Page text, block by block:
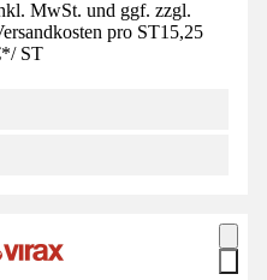
MwSt. und ggf. zzgl.
pro ST15,25
*/ ST